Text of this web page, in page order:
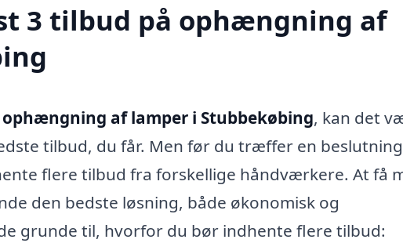
3 tilbud på ophængning af
ophængning af lamper i Stubbekøbing, kan det
tilbud, du får. Men før du træffer en
flere tilbud fra forskellige håndværkere. At få
den bedste løsning, både økonomisk og
grunde til, hvorfor du bør indhente flere tilbud: